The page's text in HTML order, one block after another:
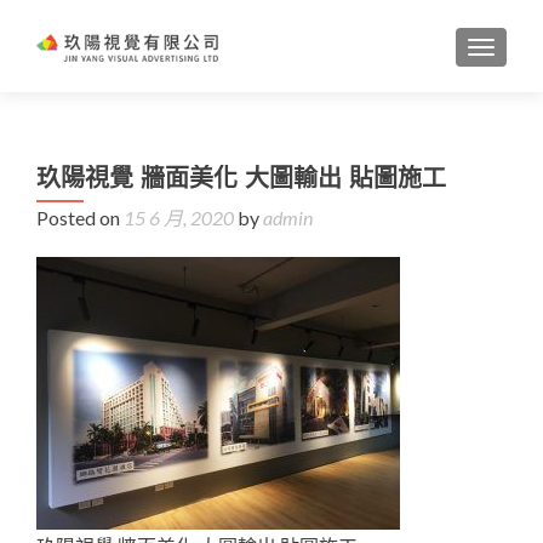
玖陽視覺 牆面美化 大圖輸出 貼圖施工
Posted on 15 6 月, 2020 byadmin